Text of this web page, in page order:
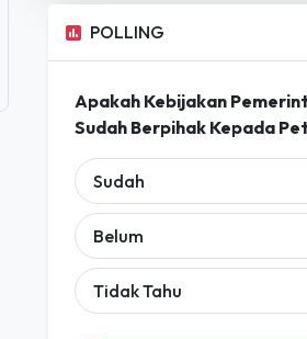
POLLING
Apakah Kebijakan
Sudah Berpihak Kepada
Sudah
Belum
Tidak Tahu